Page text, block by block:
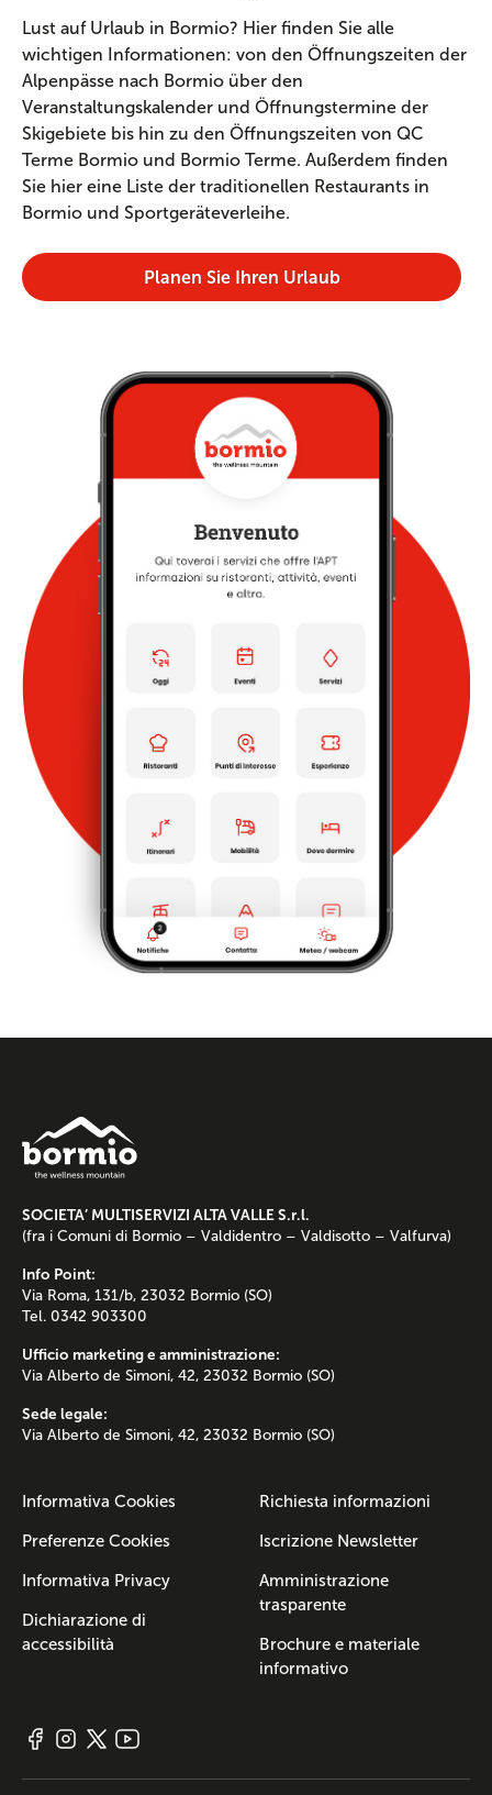
Lust auf Urlaub in Bormio? Hier finden Sie alle
wichtigen Informationen: von den Öffnungszeiten der
Alpenpässe nach Bormio über den
Veranstaltungskalender und Öffnungstermine der
Skigebiete bis hin zu den Öffnungszeiten von QC
Terme Bormio und Bormio Terme. Außerdem finden
Sie hier eine Liste der traditionellen Restaurants in
Bormio und Sportgeräteverleihe.
Planen Sie Ihren Urlaub
SOCIETA’ MULTISERVIZI ALTA VALLE S.r.l.
(fra i Comuni di Bormio – Valdidentro – Valdisotto – Valfurva)
Info Point:
Via Roma, 131/b, 23032 Bormio (SO)
Tel. 0342 903300
Ufficio marketing e amministrazione:
Via Alberto de Simoni, 42, 23032 Bormio (SO)
Sede legale:
Via Alberto de Simoni, 42, 23032 Bormio (SO)
Informativa Cookies
Preferenze Cookies
Informativa Privacy
Dichiarazione di
accessibilità
Richiesta informazioni
Iscrizione Newsletter
Amministrazione
trasparente
Brochure e materiale
informativo